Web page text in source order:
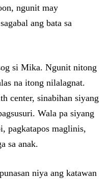
ngunit may
ang bata sa
si Mika. Ngunit nitong
na itong nilalagnat.
center, sinabihan siyang
Wala pa siyang
pagkatapos maglinis,
sa anak.
niya ang katawan